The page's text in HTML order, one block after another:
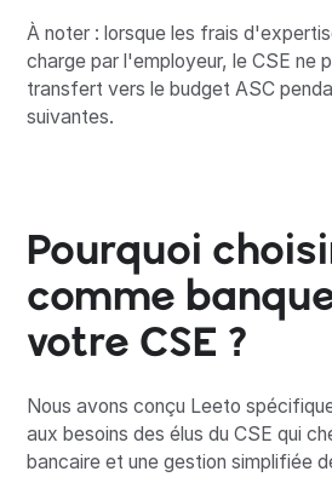
À noter : lorsque les frais
charge par l'employeur, le CSE ne
transfert vers le budget ASC
suivantes.
Pourquoi
comme
votre CSE ?
Nous avons conçu Leeto
aux besoins des élus du CSE qui
bancaire et une gestion simplifiée